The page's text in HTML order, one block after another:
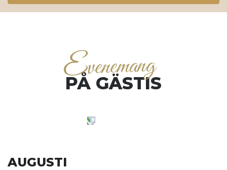
Evenemang
PÅ GÄSTIS
AUGUSTI